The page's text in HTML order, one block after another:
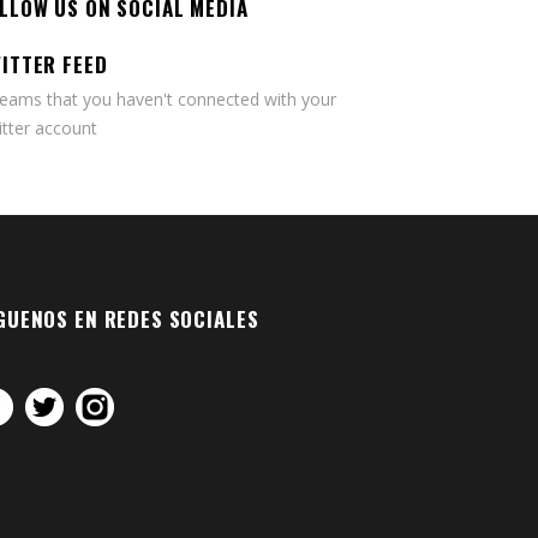
US ON SOCIAL MEDIA
FEED
that you haven't connected with your
account
EN REDES SOCIALES